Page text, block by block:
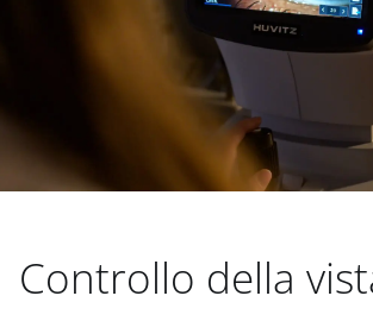
Controllo della